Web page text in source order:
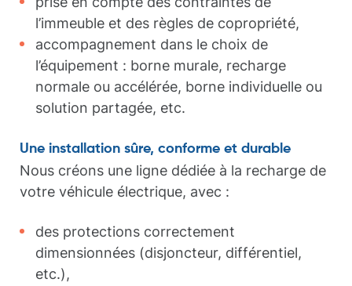
l’immeuble et des règles de copropriété,
accompagnement dans le choix de
l’équipement : borne murale, recharge
normale ou accélérée, borne individuelle ou
solution partagée, etc.
Une installation sûre, conforme et durable
Nous créons une ligne dédiée à la recharge de
votre véhicule électrique, avec :
des protections correctement
dimensionnées (disjoncteur, différentiel,
etc.),